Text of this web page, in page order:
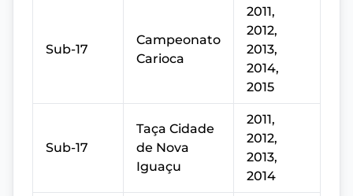
Sub-17
Campeonato
Carioca
2011,
2012,
2013,
2014,
2015
Sub-17
Taça Cidade
de Nova
Iguaçu
2011,
2012,
2013,
2014